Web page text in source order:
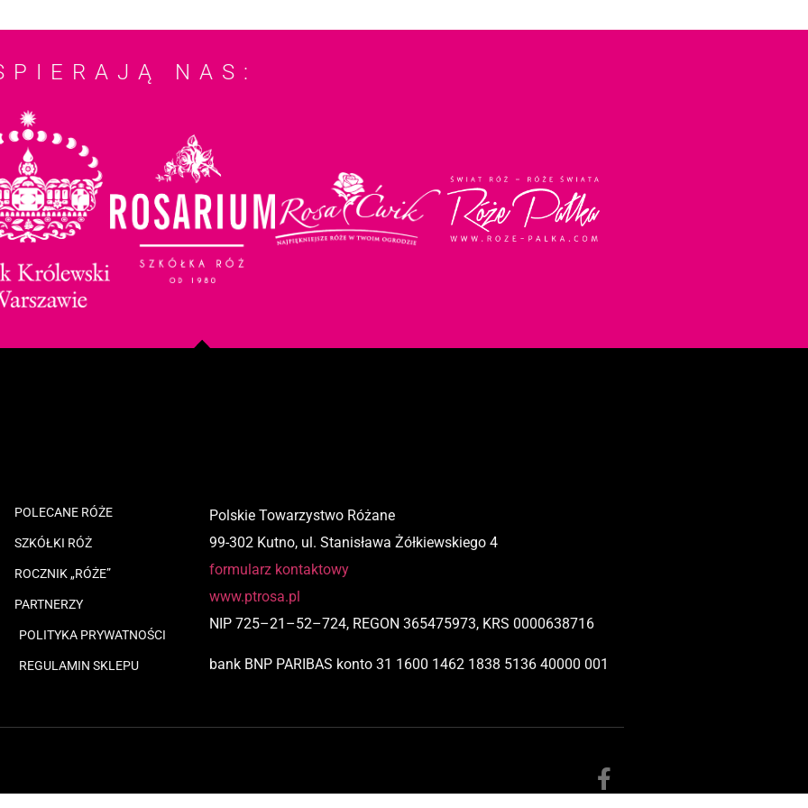
NAS:
POLECANE RÓŻE
SZKÓŁKI RÓŻ
ROCZNIK „RÓŻE”
PARTNERZY
POLITYKA PRYWATNOŚCI
REGULAMIN SKLEPU
Polskie Towarzystwo Różane
99-302 Kutno, ul. Stanisława Żółkiewskiego 4
formularz kontaktowy
www.ptrosa.pl
NIP725–21 –52–724, REGON 365475973, KRS 0000638716
bank BNP PARIBAS konto31 1600 1462 1838 5136 40000 001